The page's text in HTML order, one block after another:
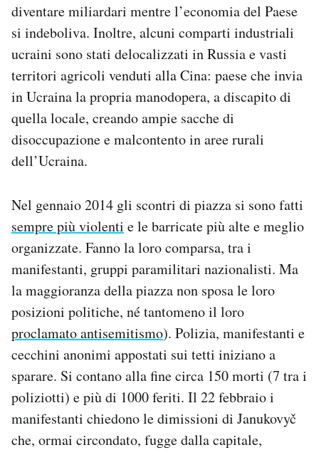
diventare miliardari mentre l’economia del Paese
si indeboliva. Inoltre, alcuni comparti industriali
ucraini sono stati delocalizzati in Russia e vasti
territori agricoli venduti alla Cina: paese che invia
in Ucraina la propria manodopera, a discapito di
quella locale, creando ampie sacche di
disoccupazione e malcontento in aree rurali
dell’Ucraina.
Nel gennaio 2014 gli scontri di piazza si sono fatti
sempre più violenti e le barricate più alte e meglio
organizzate. Fanno la loro comparsa, tra i
manifestanti, gruppi paramilitari nazionalisti. Ma
la maggioranza della piazza non sposa le loro
posizioni politiche, né tantomeno il loro
proclamato antisemitismo). Polizia, manifestanti e
cecchini anonimi appostati sui tetti iniziano a
sparare. Si contano alla fine circa 150 morti (7 tra i
poliziotti) e più di 1000 feriti. Il 22 febbraio i
manifestanti chiedono le dimissioni di Janukovyč
che, ormai circondato, fugge dalla capitale,